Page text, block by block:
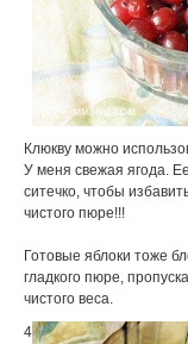
Клюкву можно
У меня свежая ягода.
ситечко, чтобы
чистого пюре!!!
Готовые яблоки тоже
гладкого пюре,
чистого веса.
4